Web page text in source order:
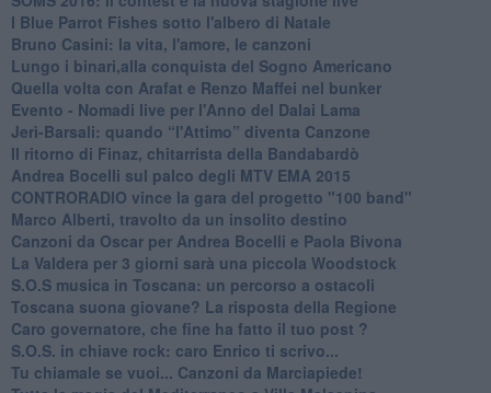
I Blue Parrot Fishes sotto l'albero di Natale
Bruno Casini: la vita, l'amore, le canzoni
​Lungo i binari,alla conquista del Sogno Americano
​Quella volta con Arafat e Renzo Maffei nel bunker
​Evento - Nomadi live per l'Anno del Dalai Lama
Jerì-Barsali: quando “l'Attimo” diventa Canzone
Il ritorno di Finaz, chitarrista della Bandabardò
Andrea Bocelli sul palco degli MTV EMA 2015
CONTRORADIO vince la gara del progetto "100 band"
Marco Alberti, travolto da un insolito destino
Canzoni da Oscar per Andrea Bocelli e Paola Bivona
La Valdera per 3 giorni sarà una piccola Woodstock
S.O.S musica in Toscana: un percorso a ostacoli
​Toscana suona giovane? La risposta della Regione
Caro governatore, che fine ha fatto il tuo post ?
S.O.S. in chiave rock: caro Enrico ti scrivo...
Tu chiamale se vuoi... Canzoni da Marciapiede!